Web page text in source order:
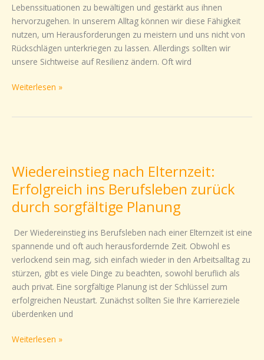
Lebenssituationen zu bewältigen und gestärkt aus ihnen
hervorzugehen. In unserem Alltag können wir diese Fähigkeit
nutzen, um Herausforderungen zu meistern und uns nicht von
Rückschlägen unterkriegen zu lassen. Allerdings sollten wir
unsere Sichtweise auf Resilienz ändern. Oft wird
Dinge
ändern
sollten
Weiterlesen »
Wiedereinstieg nach Elternzeit:
Erfolgreich ins Berufsleben zurück
durch sorgfältige Planung
Der Wiedereinstieg ins Berufsleben nach einer Elternzeit ist eine
spannende und oft auch herausfordernde Zeit. Obwohl es
verlockend sein mag, sich einfach wieder in den Arbeitsalltag zu
stürzen, gibt es viele Dinge zu beachten, sowohl beruflich als
auch privat. Eine sorgfältige Planung ist der Schlüssel zum
erfolgreichen Neustart. Zunächst sollten Sie Ihre Karriereziele
überdenken und
Elternzeit:
Erfolgreich
ins
Berufsleben
durch
sorgfältige
Planung
Weiterlesen »